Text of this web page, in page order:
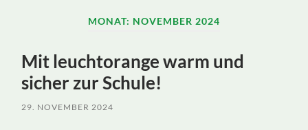
MONAT: NOVEMBER 2024
Mit leuchtorange warm und
sicher zur Schule!
29. NOVEMBER 2024